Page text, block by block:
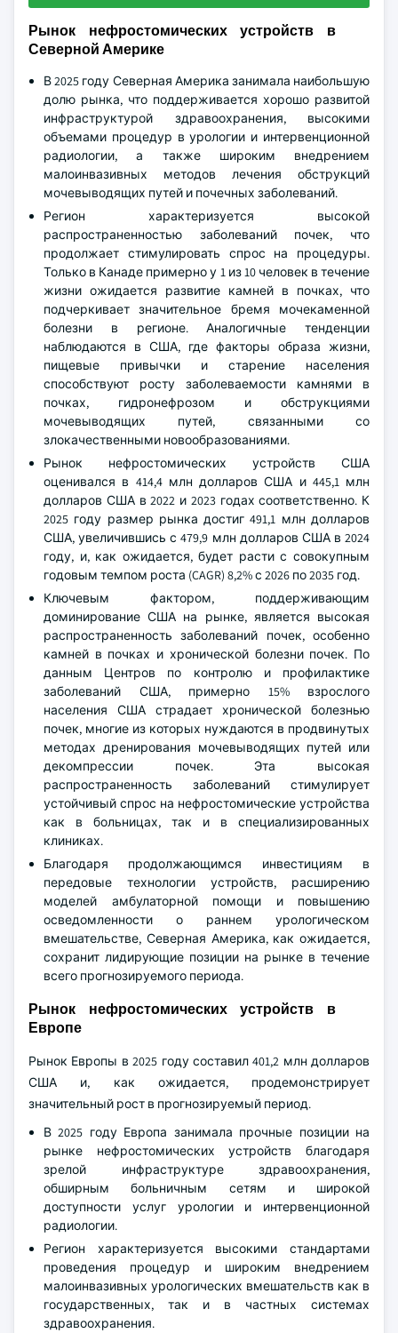
Рынок нефростомических устройств в
Северной Америке
В 2025 году Северная Америка занимала наибольшую
долю рынка, что поддерживается хорошо развитой
инфраструктурой здравоохранения, высокими
объемами процедур в урологии и интервенционной
радиологии, а также широким внедрением
малоинвазивных методов лечения обструкций
мочевыводящих путей и почечных заболеваний.
Регион характеризуется высокой
распространенностью заболеваний почек, что
продолжает стимулировать спрос на процедуры.
Только в Канаде примерно у 1 из 10 человек в течение
жизни ожидается развитие камней в почках, что
подчеркивает значительное бремя мочекаменной
болезни в регионе. Аналогичные тенденции
наблюдаются в США, где факторы образа жизни,
пищевые привычки и старение населения
способствуют росту заболеваемости камнями в
почках, гидронефрозом и обструкциями
мочевыводящих путей, связанными со
злокачественными новообразованиями.
Рынок нефростомических устройств США
оценивался в 414,4 млн долларов США и 445,1 млн
долларов США в 2022 и 2023 годах соответственно. К
2025 году размер рынка достиг 491,1 млн долларов
США, увеличившись с 479,9 млн долларов США в 2024
году, и, как ожидается, будет расти с совокупным
годовым темпом роста (CAGR) 8,2% с 2026 по 2035 год.
Ключевым фактором, поддерживающим
доминирование США на рынке, является высокая
распространенность заболеваний почек, особенно
камней в почках и хронической болезни почек. По
данным Центров по контролю и профилактике
заболеваний США, примерно 15% взрослого
населения США страдает хронической болезнью
почек, многие из которых нуждаются в продвинутых
методах дренирования мочевыводящих путей или
декомпрессии почек. Эта высокая
распространенность заболеваний стимулирует
устойчивый спрос на нефростомические устройства
как в больницах, так и в специализированных
клиниках.
Благодаря продолжающимся инвестициям в
передовые технологии устройств, расширению
моделей амбулаторной помощи и повышению
осведомленности о раннем урологическом
вмешательстве, Северная Америка, как ожидается,
сохранит лидирующие позиции на рынке в течение
всего прогнозируемого периода.
Рынок нефростомических устройств в
Европе
Рынок Европы в 2025 году составил 401,2 млн долларов
США и, как ожидается, продемонстрирует
значительный рост в прогнозируемый период.
В 2025 году Европа занимала прочные позиции на
рынке нефростомических устройств благодаря
зрелой инфраструктуре здравоохранения,
обширным больничным сетям и широкой
доступности услуг урологии и интервенционной
радиологии.
Регион характеризуется высокими стандартами
проведения процедур и широким внедрением
малоинвазивных урологических вмешательств как в
государственных, так и в частных системах
здравоохранения.